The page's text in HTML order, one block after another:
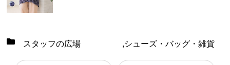
スタッフの広場 ,シューズ・バッグ・雑貨